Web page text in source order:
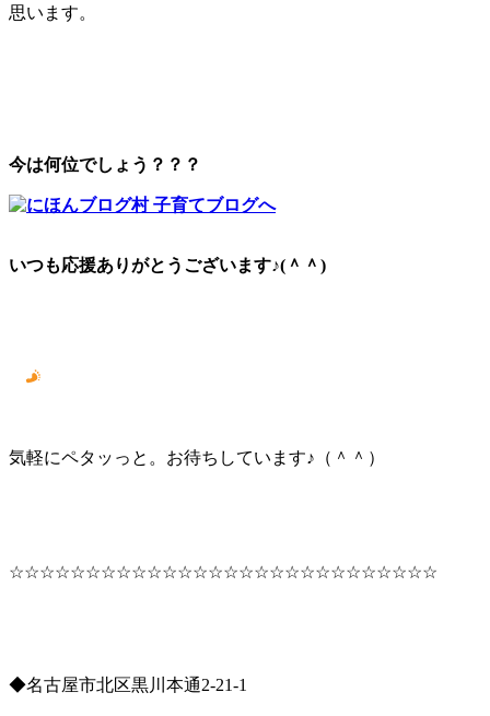
思います。
今は何位でしょう？？？
いつも応援ありがとうございます♪(＾＾)
気軽にペタッっと。お待ちしています♪（＾＾）
☆☆☆☆☆☆☆☆☆☆☆☆☆☆☆☆☆☆☆☆☆☆☆☆☆☆☆☆
◆名古屋市北区黒川本通2-21-1